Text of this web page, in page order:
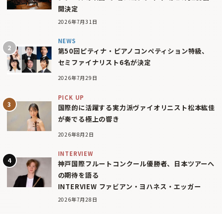
開決定
2026年7月31日
NEWS
第50回ピティナ・ピアノコンペティション特級、
セミファイナリスト6名が決定
2026年7月29日
PICK UP
国際的に活躍する実力派ヴァイオリニスト松本紘佳
が奏でる極上の響き
2026年8月2日
INTERVIEW
神戸国際フルートコンクール優勝者、日本ツアーへ
の期待を語る
INTERVIEW ファビアン・ヨハネス・エッガー
2026年7月28日